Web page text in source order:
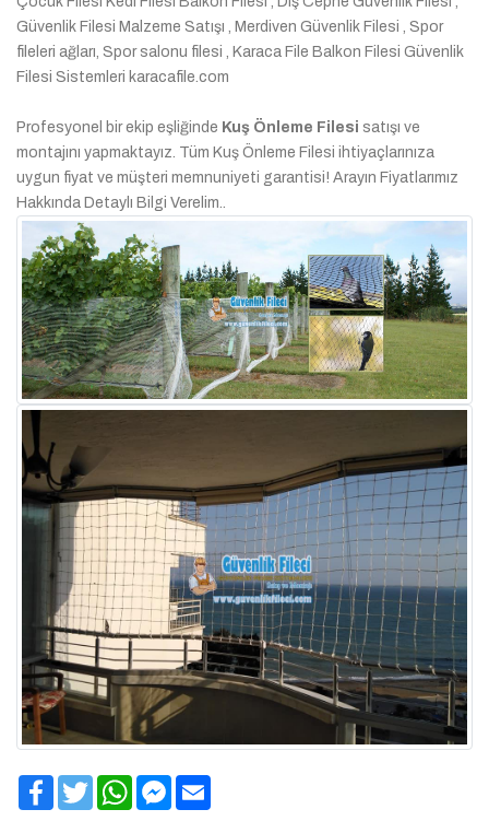
Güvenlik Filesi Malzeme Satışı , Merdiven Güvenlik Filesi , Spor
fileleri ağları, Spor salonu filesi , Karaca File Balkon Filesi Güvenlik
Filesi Sistemleri karacafile.com
Profesyonel bir ekip eşliğinde Kuş Önleme Filesi satışı ve
montajını yapmaktayız. Tüm Kuş Önleme Filesi ihtiyaçlarınıza
uygun fiyat ve müşteri memnuniyeti garantisi! Arayın Fiyatlarımız
Hakkında Detaylı Bilgi Verelim..
Facebook
TwitterWhatsAppFacebook
Messenger